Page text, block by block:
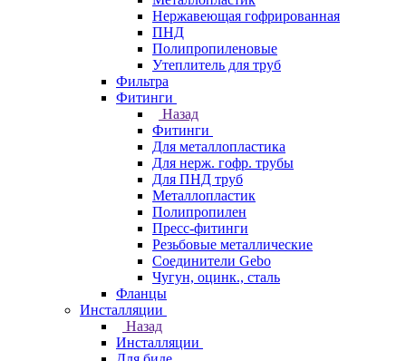
Нержавеющая гофрированная
ПНД
Полипропиленовые
Утеплитель для труб
Фильтра
Фитинги
Назад
Фитинги
Для металлопластика
Для нерж. гофр. трубы
Для ПНД труб
Металлопластик
Полипропилен
Пресс-фитинги
Резьбовые металлические
Соединители Gebo
Чугун, оцинк., сталь
Фланцы
Инсталляции
Назад
Инсталляции